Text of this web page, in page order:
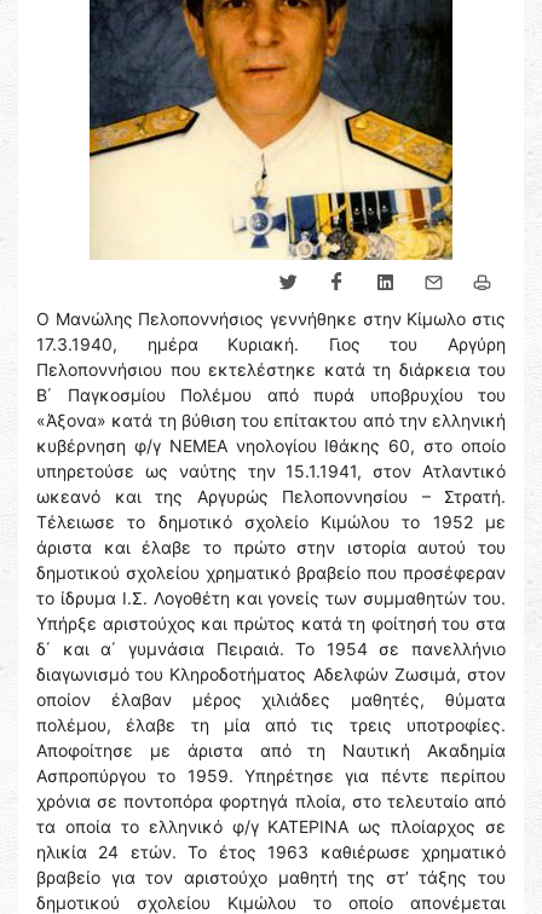
Ο Μανώλης Πελοποννήσιος γεννήθηκε στην Κίμωλο στις
17.3.1940, ημέρα Κυριακή. Γιος του Αργύρη
Πελοποννήσιου που εκτελέστηκε κατά τη διάρκεια του
Β΄ Παγκοσμίου Πολέμου από πυρά υποβρυχίου του
«Άξονα» κατά τη βύθιση του επίτακτου από την ελληνική
κυβέρνηση φ/γ ΝΕΜΕΑ νηολογίου Ιθάκης 60, στο οποίο
υπηρετούσε ως ναύτης την 15.1.1941, στον Ατλαντικό
ωκεανό και της Αργυρώς Πελοποννησίου – Στρατή.
Τέλειωσε το δημοτικό σχολείο Κιμώλου το 1952 με
άριστα και έλαβε το πρώτο στην ιστορία αυτού του
δημοτικού σχολείου χρηματικό βραβείο που προσέφεραν
το ίδρυμα Ι.Σ. Λογοθέτη και γονείς των συμμαθητών του.
Υπήρξε αριστούχος και πρώτος κατά τη φοίτησή του στα
δ΄ και α΄ γυμνάσια Πειραιά. Το 1954 σε πανελλήνιο
διαγωνισμό του Κληροδοτήματος Αδελφών Ζωσιμά, στον
οποίον έλαβαν μέρος χιλιάδες μαθητές, θύματα
πολέμου, έλαβε τη μία από τις τρεις υποτροφίες.
Αποφοίτησε με άριστα από τη Ναυτική Ακαδημία
Ασπροπύργου το 1959. Υπηρέτησε για πέντε περίπου
χρόνια σε ποντοπόρα φορτηγά πλοία, στο τελευταίο από
τα οποία το ελληνικό φ/γ ΚΑΤΕΡΙΝΑ ως πλοίαρχος σε
ηλικία 24 ετών. Το έτος 1963 καθιέρωσε χρηματικό
βραβείο για τον αριστούχο μαθητή της στ’ τάξης του
δημοτικού σχολείου Κιμώλου το οποίο απονέμεται